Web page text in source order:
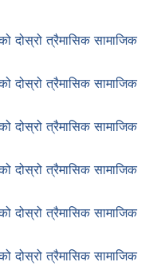
दोस्रो त्रैमासिक सामाजिक
दोस्रो त्रैमासिक सामाजिक
दोस्रो त्रैमासिक सामाजिक
दोस्रो त्रैमासिक सामाजिक
दोस्रो त्रैमासिक सामाजिक
दोस्रो त्रैमासिक सामाजिक